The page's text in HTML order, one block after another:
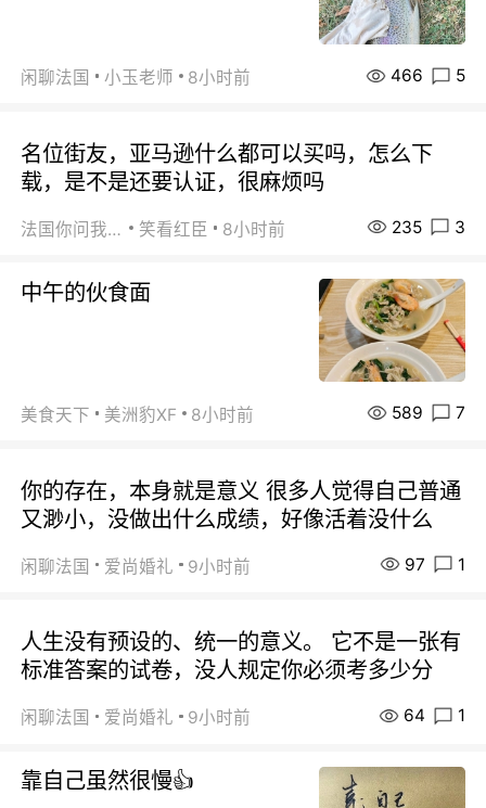
闲聊法国 小玉老师 8小时前 466 5
名位街友，亚马逊什么都可以买吗，怎么下
载，是不是还要认证，很麻烦吗
法国你问我答 笑看红臣 8小时前 235 3
中午的伙食面
美食天下 美洲豹XF 8小时前 589 7
你的存在，本身就是意义 很多人觉得自己普通
又渺小，没做出什么成绩，好像活着没什么
闲聊法国 爱尚婚礼 9小时前 97 1
人生没有预设的、统一的意义。 它不是一张有
标准答案的试卷，没人规定你必须考多少分
闲聊法国 爱尚婚礼 9小时前 64 1
靠自己虽然很慢👍